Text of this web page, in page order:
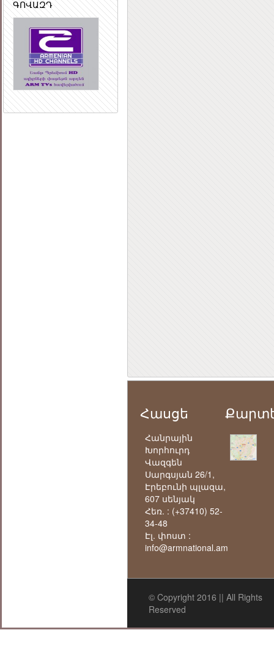
ԳՈՎԱԶԴ
Հասցե
Հանրային
Խորհուրդ
Վազգեն
Սարգսյան 26/1,
Էրեբունի պլազա,
607 սենյակ
Հեռ. : (+37410) 52-
34-48
Էլ. փոստ :
info@armnational.am
© Copyright 2016 || All Rights
Reserved